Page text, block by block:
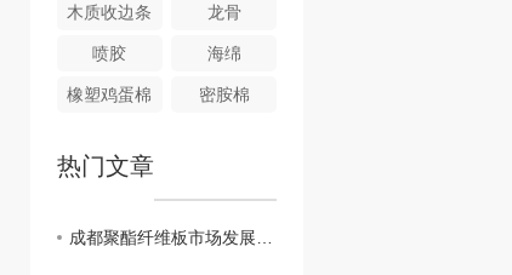
木质收边条 龙骨
喷胶 海绵
橡塑鸡蛋棉 密胺棉
热门文章
成都聚酯纤维板市场发展趋势分析